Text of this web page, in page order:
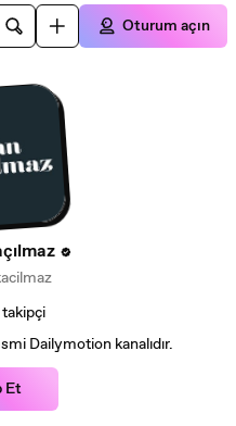
Oturum açın
takipçi
Dailymotion kanalıdır.
Et